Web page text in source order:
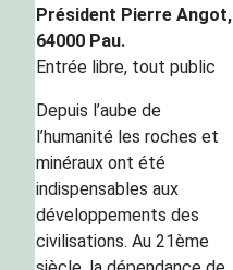
Président Pierre Angot,
64000 Pau.
Entrée libre, tout public
Depuis l’aube de
l’humanité les roches et
minéraux ont été
indispensables aux
développements des
civilisations. Au 21ème